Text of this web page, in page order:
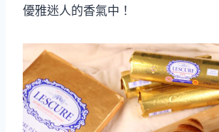
優雅迷人的香氣中！